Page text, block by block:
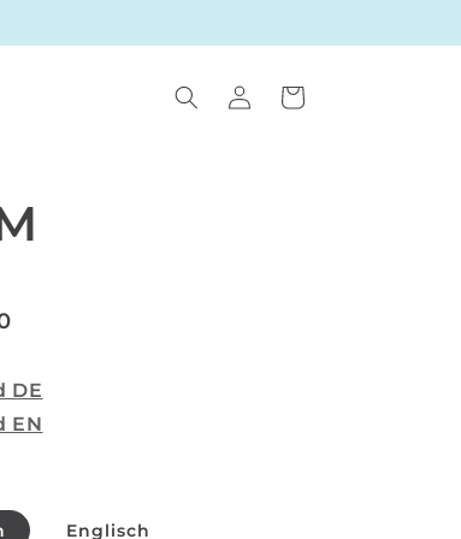
EinloggenWarenkorb
DE
EN
Englisch